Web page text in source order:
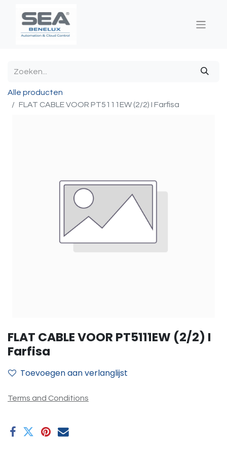
Alle producten
FLAT CABLE VOOR PT5111EW (2/2) I Farfisa
FLAT CABLE VOOR PT5111EW (2/2) I
Farfisa
Toevoegen aan verlanglijst
Terms and Conditions